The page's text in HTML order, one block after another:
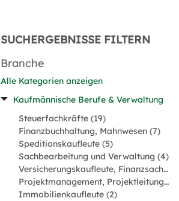
SUCHERGEBNISSE FILTERN
Branche
Alle Kategorien anzeigen
Kaufmännische Berufe & Verwaltung
Steuerfachkräfte (19)
Finanzbuchhaltung, Mahnwesen (7)
Speditionskaufleute (5)
Sachbearbeitung und Verwaltung (4)
Versicherungskaufleute, Finanzsachbearbeitung (3)
Projektmanagement, Projektleitung (3)
Immobilienkaufleute (2)